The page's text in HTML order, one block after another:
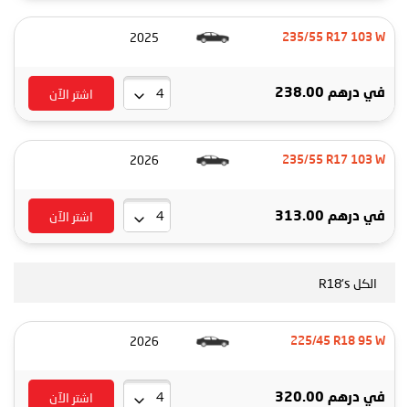
235/55 R17 103 W
2025
في درهم 238.00 اشتر الآن
235/55 R17 103 W
2026
في درهم 313.00 اشتر الآن
الكل R18's
225/45 R18 95 W
2026
في درهم 320.00 اشتر الآن